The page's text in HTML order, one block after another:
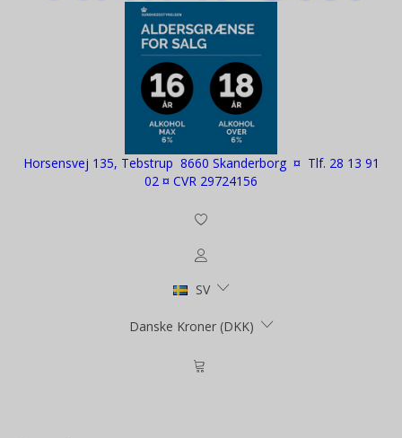
Horsensvej 135, Tebstrup 8660 Skanderborg ¤ Tlf. 28 13 91
02 ¤ CVR 29724156
SV
Danske Kroner (DKK)